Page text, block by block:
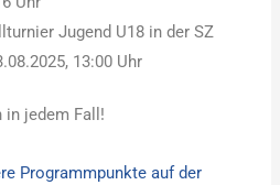
Jugend U18 in der SZ
13:00 Uhr
in jedem Fall!
Programmpunkte auf der